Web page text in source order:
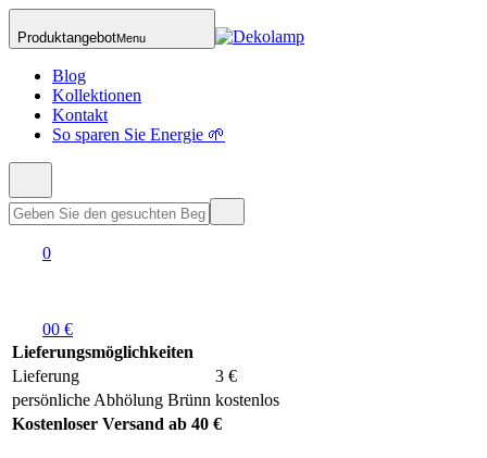
ProduktangebotMenu
Blog
Kollektionen
Kontakt
So sparen Sie Energie 🌱
0
00 €
Lieferungsmöglichkeiten
Lieferung
3 €
persönliche Abhölung Brünn kostenlos
Kostenloser Versand ab 40 €